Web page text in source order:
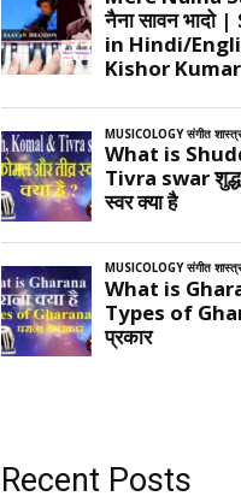
Recent Posts